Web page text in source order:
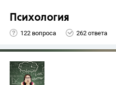
Психология
122 вопроса 262 ответа